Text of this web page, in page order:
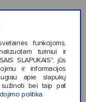
funkcijoms,
turiniui ir
SLAPUKAIS", jūs
ir informacijos
apie slapukų
bei taip pat
politika.